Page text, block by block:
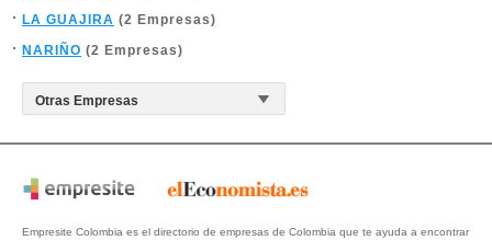
LA GUAJIRA (2 Empresas)
NARIÑO (2 Empresas)
Empresite Colombia es el directorio de empresas de Colombia que te ayuda a encontrar